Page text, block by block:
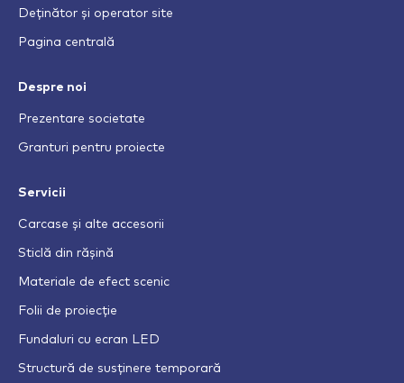
Deținător și operator site
Pagina centrală
Despre noi
Prezentare societate
Granturi pentru proiecte
Servicii
Carcase și alte accesorii
Sticlă din rășină
Materiale de efect scenic
Folii de proiecție
Fundaluri cu ecran LED
Structură de susținere temporară